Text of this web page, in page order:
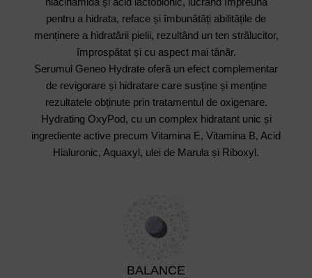
pentru a hidrata, reface și îmbunătăți abilitățile de
menținere a hidratării pielii, rezultând un ten strălucitor,
împrospătat și cu aspect mai tânăr.
Serumul Geneo Hydrate oferă un efect complementar
de revigorare și hidratare care susține și menține
rezultatele obținute prin tratamentul de oxigenare.
Hydrating OxyPod, cu un complex hidratant unic și
ingrediente active precum Vitamina E, Vitamina B, Acid
Hialuronic, Aquaxyl, ulei de Marula și Riboxyl.
BALANCE